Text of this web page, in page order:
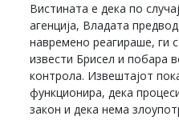
Вистината е дека по
агенција, Владата
навремено реагираше, ги
извести Брисел и побара
контрола. Извештајот
функционира, дека
закон и дека нема